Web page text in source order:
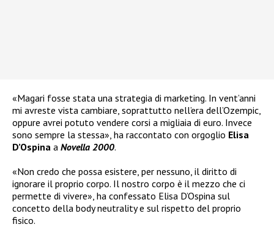
«Magari fosse stata una strategia di marketing. In vent’anni
mi avreste vista cambiare, soprattutto nell’era dell’Ozempic,
oppure avrei potuto vendere corsi a migliaia di euro. Invece
sono sempre la stessa», ha raccontato con orgoglio Elisa
D’Ospina a Novella 2000.
«Non credo che possa esistere, per nessuno, il diritto di
ignorare il proprio corpo. Il nostro corpo è il mezzo che ci
permette di vivere», ha confessato Elisa D’Ospina sul
concetto della body neutrality e sul rispetto del proprio
fisico.